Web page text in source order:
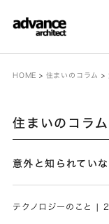
HOME > 住まいのコラム >
住まいのコラム
意外と知られてい
テクノロジーのこと |